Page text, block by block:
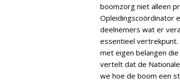
boomzorg niet alleen
Opleidingscoördinator
deelnemers wat er
essentieel vertrekpunt.
met eigen belangen
vertelt dat de
we hoe de boom een